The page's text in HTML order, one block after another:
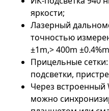
яркости;
Лазерный
точностью
±1m,> 400m
Прицельные
подсветки,
Через встроенный
можно